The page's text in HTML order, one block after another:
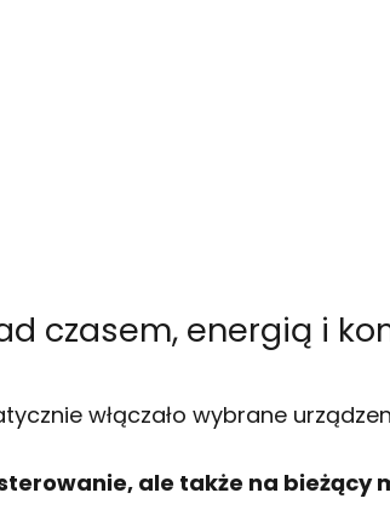
czasem, energią i
włączało wybrane
ale także na bieżący